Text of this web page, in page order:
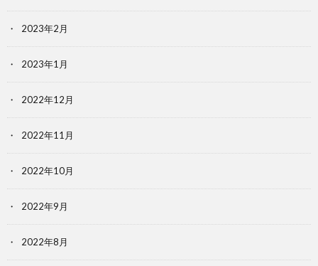
2023年2月
2023年1月
2022年12月
2022年11月
2022年10月
2022年9月
2022年8月